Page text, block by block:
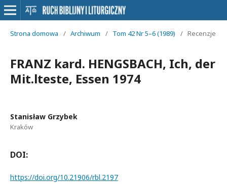
Strona domowa / Archiwum / Tom 42 Nr 5–6 (1989) / Recenzje
FRANZ kard. HENGSBACH, Ich, der
Mit.lteste, Essen 1974
Stanisław Grzybek
Kraków
DOI:
https://doi.org/10.21906/rbl.2197